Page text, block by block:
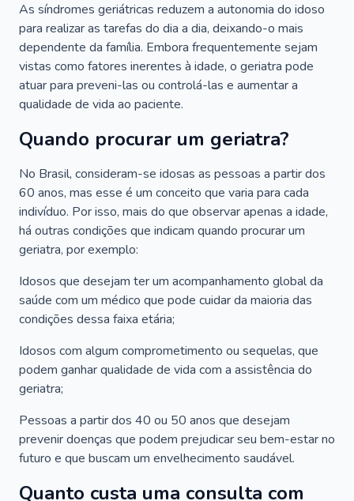
As síndromes geriátricas reduzem a autonomia do idoso
para realizar as tarefas do dia a dia, deixando-o mais
dependente da família. Embora frequentemente sejam
vistas como fatores inerentes à idade, o geriatra pode
atuar para preveni-las ou controlá-las e aumentar a
qualidade de vida ao paciente.
Quando procurar um geriatra?
No Brasil, consideram-se idosas as pessoas a partir dos
60 anos, mas esse é um conceito que varia para cada
indivíduo. Por isso, mais do que observar apenas a idade,
há outras condições que indicam quando procurar um
geriatra, por exemplo:
Idosos que desejam ter um acompanhamento global da
saúde com um médico que pode cuidar da maioria das
condições dessa faixa etária;
Idosos com algum comprometimento ou sequelas, que
podem ganhar qualidade de vida com a assistência do
geriatra;
Pessoas a partir dos 40 ou 50 anos que desejam
prevenir doenças que podem prejudicar seu bem-estar no
futuro e que buscam um envelhecimento saudável.
Quanto custa uma consulta com